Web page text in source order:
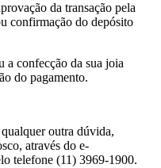
da transação pela
confirmação do depósito
a confecção da sua joia
do pagamento.
outra dúvida,
através do e-
telefone (11) 3969-1900.